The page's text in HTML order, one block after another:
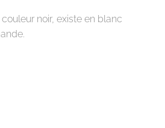
noir, existe en blanc